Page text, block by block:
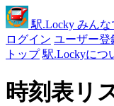
駅.Locky みんな
ログイン ユーザー登
トップ 駅.Lockyにつ
時刻表リ